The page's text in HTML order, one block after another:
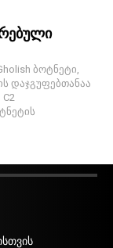
ბოტნეტი,
დაჯგუფებთანაა